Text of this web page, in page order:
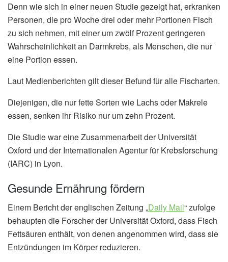
Denn wie sich in einer neuen Studie gezeigt hat, erkranken
Personen, die pro Woche drei oder mehr Portionen Fisch
zu sich nehmen, mit einer um zwölf Prozent geringeren
Wahrscheinlichkeit an Darmkrebs, als Menschen, die nur
eine Portion essen.
Laut Medienberichten gilt dieser Befund für alle Fischarten.
Diejenigen, die nur fette Sorten wie Lachs oder Makrele
essen, senken ihr Risiko nur um zehn Prozent.
Die Studie war eine Zusammenarbeit der Universität
Oxford und der Internationalen Agentur für Krebsforschung
(IARC) in Lyon.
Gesunde Ernährung fördern
Einem Bericht der englischen Zeitung „Daily Mail“ zufolge
behaupten die Forscher der Universität Oxford, dass Fisch
Fettsäuren enthält, von denen angenommen wird, dass sie
Entzündungen im Körper reduzieren.